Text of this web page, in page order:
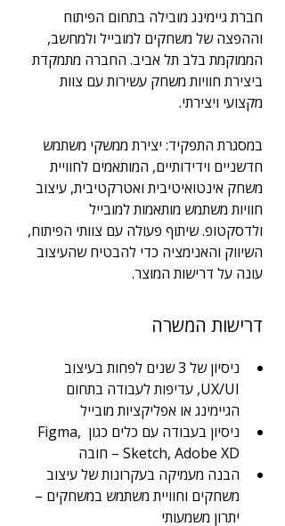
תחום
UX/UI
חברת גיימינג מובילה בתחום הפיתוח
וההפצה של משחקים למובייל ולמחשב,
הממוקמת בלב תל אביב. החברה מתמקדת
ביצירת חוויות משחק עשירות עם צוות
מקצועי ויצירתי.
במסגרת התפקיד: יצירת ממשקי משתמש
חדשניים וידידותיים, המותאמים לחוויית
משחק אינטואיטיבית ואטרקטיבית, עיצוב
חוויות משתמש מותאמות למובייל
ולדסקטופ. שיתוף פעולה עם צוותי הפיתוח,
השיווק והאנימציה כדי להבטיח שהעיצוב
עונה על דרישות המוצר.
דרישות המשרה
ניסיון של 3 שנים לפחות בעיצוב
UX/UI, עדיפות לעבודה בתחום
הגיימינג או אפליקציות מובייל
ניסיון בעבודה עם כלים כגון Figma,
Sketch, Adobe XD – חובה
הבנה מעמיקה בעקרונות של עיצוב
משחקים וחוויית משתמש במשחקים –
יתרון משמעותי